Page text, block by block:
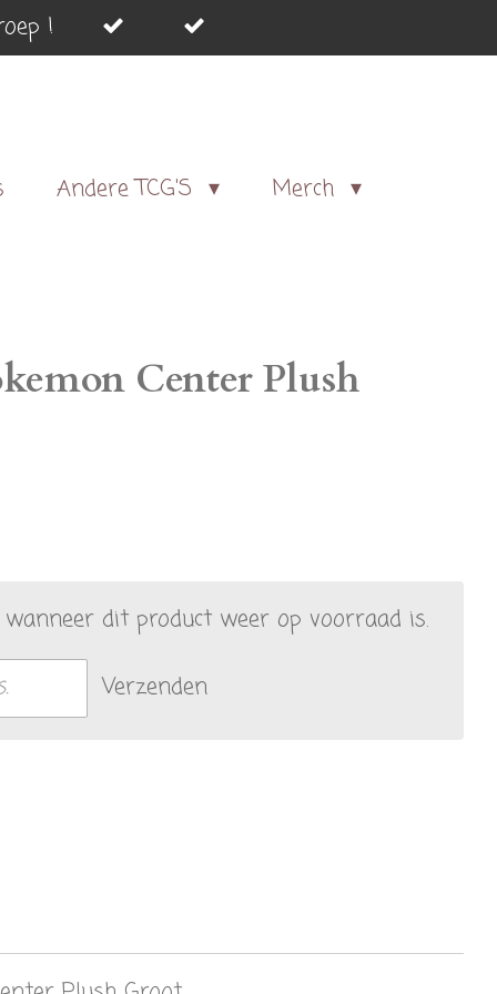
!
Andere TCG'S Merch
Center Plush
dit product weer op voorraad is.
Verzenden